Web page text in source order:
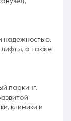
надежностью.
а также
паркинг.
клиники и